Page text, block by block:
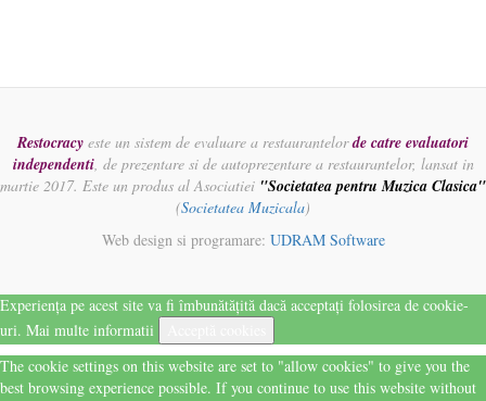
Restocracy este un sistem de evaluare a restaurantelorde catre evaluatori
independenti, de prezentare si de autoprezentare a restaurantelor, lansat in
martie 2017. Este un produs al Asociatiei "Societatea pentru Muzica Clasica"
(Societatea Muzicala)
Web design si programare: UDRAM Software
Experiența pe acest site va fi îmbunătățită dacă acceptați folosirea de cookie-
uri. Mai multe informatii
The cookie settings on this website are set to "allow cookies" to give you the
best browsing experience possible. If you continue to use this website without